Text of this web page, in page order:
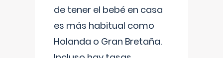
de tener el bebé en casa
es más habitual como
Holanda o Gran Bretaña.